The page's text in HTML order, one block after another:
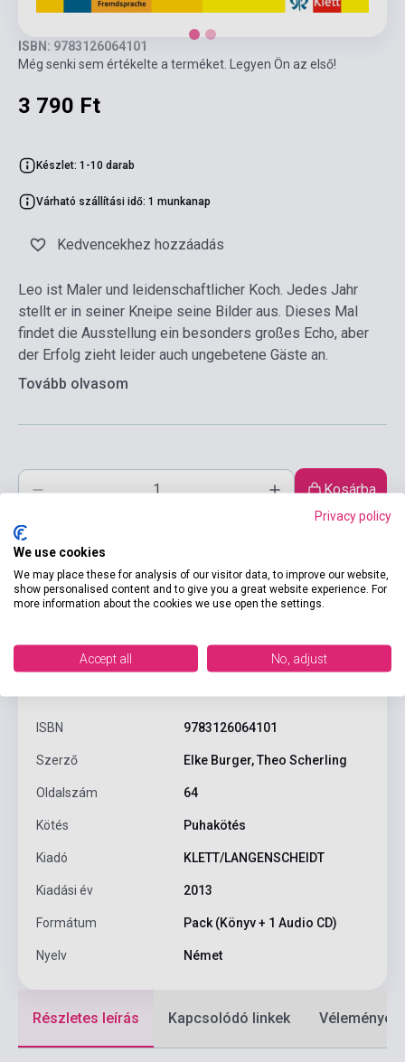
ISBN: 9783126064101
Még senki sem értékelte a terméket. Legyen Ön az első!
3 790 Ft
Készlet: 1-10 darab
Várható szállítási idő: 1 munkanap
Kedvencekhez hozzáadás
Leo ist Maler und leidenschaftlicher Koch. Jedes Jahr
stellt er in seiner Kneipe seine Bilder aus. Dieses Mal
findet die Ausstellung ein besonders großes Echo, aber
der Erfolg zieht leider auch ungebetene Gäste an.
Tovább olvasom
Kosárba
Termékjellemzők
ISBN 9783126064101
Szerző Elke Burger, Theo Scherling
Oldalszám 64
Kötés Puhakötés
Kiadó KLETT/LANGENSCHEIDT
Kiadási év 2013
Formátum Pack (Könyv + 1 Audio CD)
Nyelv Német
Részletes leírás Kapcsolódó linkek Vélemények
Privacy policy
We use cookies
We may place these for analysis of our visitor data, to improve our website,
show personalised content and to give you a great website experience. For
more information about the cookies we use open the settings.
Accept all No, adjust